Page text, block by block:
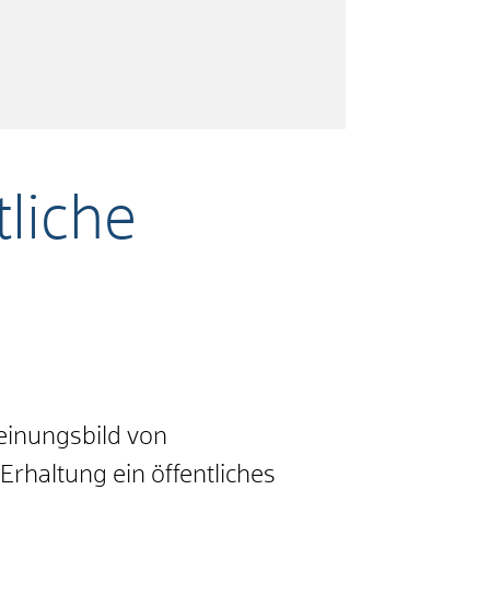
von
ein öffentliches